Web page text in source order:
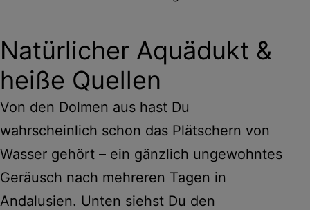
Natürlicher Aquädukt &
heiße Quellen
Von den Dolmen aus hast Du
wahrscheinlich schon das Plätschern von
Wasser gehört – ein gänzlich ungewohntes
Geräusch nach mehreren Tagen in
Andalusien. Unten siehst Du den